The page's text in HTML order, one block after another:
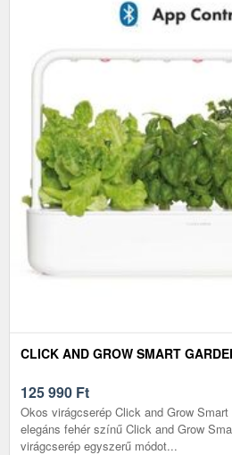
CLICK AND GROW SMART
125 990 Ft
Okos virágcserép Click and Grow
elegáns fehér színű Click and Grow
virágcserép egyszerű módot...